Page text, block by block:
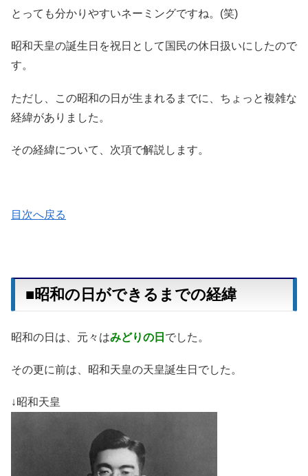
とっても分かりやすいネーミングですね。(笑)
昭和天皇の誕生日を祝日として国民の休日扱いにしたので
す。
ただし、この昭和の日が生まれるまでに、ちょっと複雑な
経緯がありました。
その経緯について、次項で解説します。
目次へ戻る
■昭和の日ができるまでの経緯
昭和の日は、元々はみどりの日 でした。
その更に前は、昭和天皇の天皇誕生日でした。
↓昭和天皇